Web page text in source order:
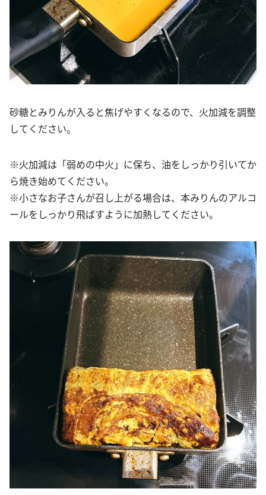
砂糖とみりんが入ると焦げやすくなるので、火加減を調整
してください。
※火加減は「弱めの中火」に保ち、油をしっかり引いてか
ら焼き始めてください。
※小さなお子さんが召し上がる場合は、本みりんのアルコ
ールをしっかり飛ばすように加熱してください。